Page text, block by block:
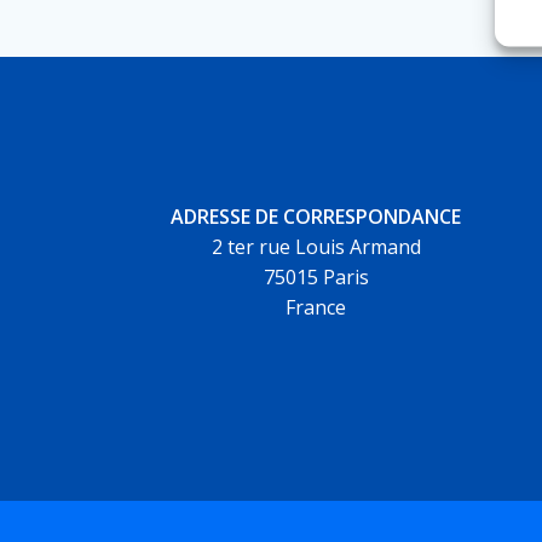
ADRESSE DE CORRESPONDANCE
2 ter rue Louis Armand
75015 Paris
France